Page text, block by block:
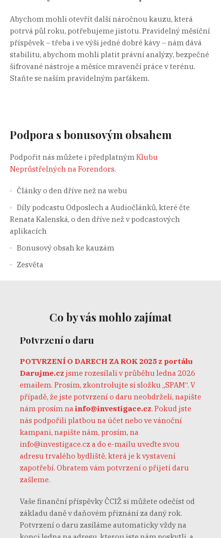
Abychom mohli otevřít další náročnou kauzu, která
potrvá půl roku, potřebujeme jistotu. Pravidelný měsíční
příspěvek – třeba i ve výši jedné dobré kávy – nám dává
stabilitu, abychom mohli platit právní analýzy, bezpečné
šifrované nástroje a měsíce mravenčí práce v terénu.
Staňte se naším pravidelným parťákem.
Podpora s bonusovým obsahem
Podpořit nás můžete i předplatnýmKlubu
Neprůstřelných na Forendors.
Články o den dříve než na webu
Díly podcastu Odposlech a Audiočlánků, které čte
Renata Kalenská, o den dříve než v podcastových
aplikacích
Bonusový obsah ke kauzám
Zesvěta
Co by vás mohlo zajímat
Potvrzení o daru
POTVRZENÍ O DARECH ZA ROK 2025 z portálu
Darujme.cz jsme rozesílali v průběhu ledna 2026
emailem. Prosím, zkontrolujte si složku „SPAM“. V
případě, že jste potvrzení o daru neobdrželi, napište
nám prosím na info@investigace.cz. Pokud jste
nás podpořili platbou na účet nebo ve vánoční
kampani, napište nám, prosím, na
info@investigace.cz a do e-mailu uveďte svou
adresu trvalého bydliště, která je k vystavení
zapotřebí. Obratem vám potvrzení o přijetí daru
zašleme.
Vaše finanční příspěvky ČCIŽ si můžete odečíst od
základu daně v daňovém přiznání za daný rok.
Potvrzení o daru zasíláme automaticky vždy na